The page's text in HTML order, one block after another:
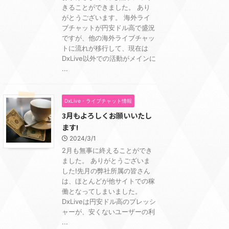
きることができました。 あり
がとうございます。 海外ライ
ブチャットが円安ドル高で盛況
ですが、他の海外ライブチャッ
トに流れが移行して、現在は
DxLive以外での活動がメインに
...
DxLive・ライブチャット情報
3月もよろしくお願いいたし
ます!
2024/3/1
2月も無事に終えることができ
ました。 ありがとうございま
した!先月の弊社所属の皆さん
は、ほとんどが他サイトでの稼
働となってしまいました。
DxLiveは円安ドル高のプレッシ
ャーが、安くないユーザーの利
...